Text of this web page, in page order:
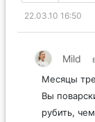
22.03.10 16:50
Mild
Месяцы
Вы
рубить,